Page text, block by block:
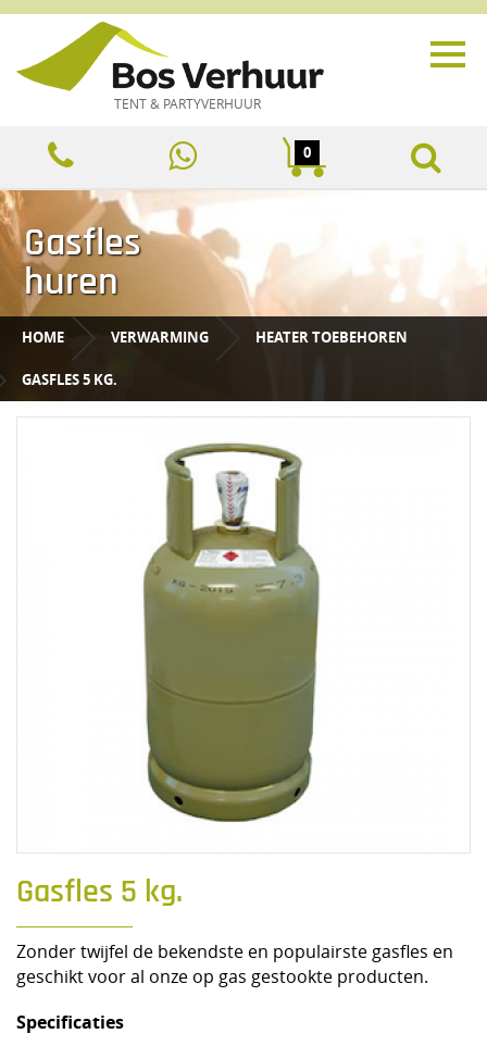
TENT & PARTYVERHUUR
0
Gasfles
huren
HOME VERWARMING HEATER TOEBEHOREN
GASFLES 5 KG.
Gasfles 5 kg.
Zonder twijfel de bekendste en populairste gasfles en
geschikt voor al onze op gas gestookte producten.
Specificaties